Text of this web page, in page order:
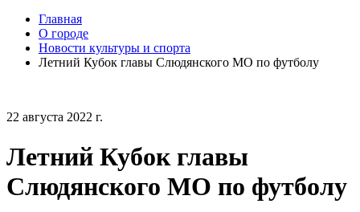
Главная
О городе
Новости культуры и спорта
Летний Кубок главы Слюдянского МО по футболу
22 августа 2022 г.
Летний Кубок главы
Слюдянского МО по футболу